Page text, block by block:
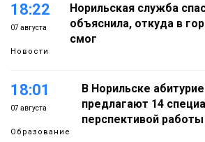
18:22
07 августа
Новости
Норильская служба
объяснила, откуда в
смог
18:01
07 августа
Образование
В Норильске
предлагают 14
перспективой